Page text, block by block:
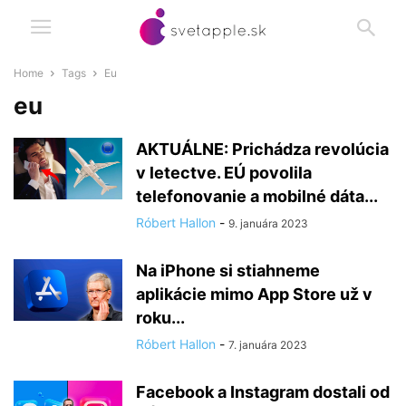
Home Tags Eu
eu
AKTUÁLNE: Prichádza revolúcia
v letectve. EÚ povolila
telefonovanie a mobilné dáta...
Róbert Hallon - 9. januára 2023
Na iPhone si stiahneme
aplikácie mimo App Store už v
roku...
Róbert Hallon - 7. januára 2023
Facebook a Instagram dostali od